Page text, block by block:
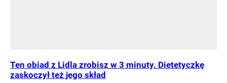
Ten obiad z Lidla zrobisz w 3 minuty. Dietetyczkę
zaskoczył też jego skład